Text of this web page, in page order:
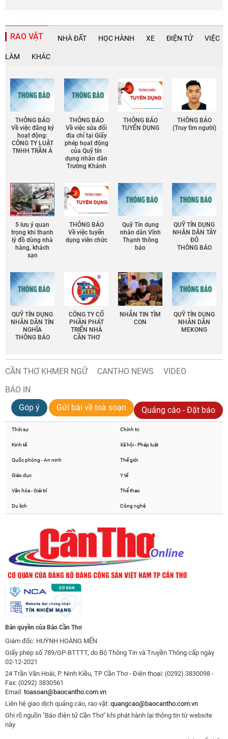
RAO VẶT NHÀ ĐẤT HỌC HÀNH XE ĐIỆN TỬ VIỆC
LÀM KHÁC
THÔNG BÁO
Về việc đăng ký
hoạt động:
CÔNG TY LUẬT
TNHH TRẦN Á
THÔNG BÁO
Về việc sửa đổi
địa chỉ tại Giấy
phép họat động
của Quỹ tín
dụng nhân dân
Trường Khánh
THÔNG BÁO
TUYỂN DỤNG
THÔNG BÁO
(Truy tìm người)
5 lưu ý quan
trọng khi thanh
lý đồ dùng nhà
hàng, khách
sạn
THÔNG BÁO
Về việc tuyển
dụng viên chức
Quỹ Tín dụng
nhân dân Vĩnh
Thạnh thông
báo
QUỸ TÍN DỤNG
NHÂN DÂN TÂY
ĐÔ
THÔNG BÁO
QUỸ TÍN DỤNG
NHÂN DÂN TÍN
NGHĨA
THÔNG BÁO
CÔNG TY CỔ
PHẦN PHÁT
TRIỂN NHÀ
CẦN THƠ
NHẮN TIN TÌM
CON
QUỸ TÍN DỤNG
NHÂN DÂN
MEKONG
CẦN THƠ KHMER NGỮ CANTHO NEWS
VIDEO
BÁO IN
Góp ý
Gửi bài về toà soạn Quảng cáo - Đặt báo
Thời sự Chính trị
Kinh tế Xã hội - Pháp luật
Quốc phòng - An ninh Thế giới
Giáo dục Y tế
Văn hóa - Giải trí Thể thao
Du lịch Công nghệ
Bản quyền của Báo Cần Thơ
Giám đốc: HUỲNH HOÀNG MẾN
Giấy phép số 789/GP-BTTTT, do Bộ Thông Tin và Truyền Thông cấp ngày
02-12-2021
24 Trần Văn Hoài, P. Ninh Kiều, TP Cần Thơ - Điện thoại: (0292) 3830098 -
Fax: (0292) 3830561
Email: toasoan@baocantho.com.vn
Liên hệ giao dịch quảng cáo, rao vặt: quangcao@baocantho.com.vn
Ghi rõ nguồn "Báo điện tử Cần Thơ" khi phát hành lại thông tin từ website
này